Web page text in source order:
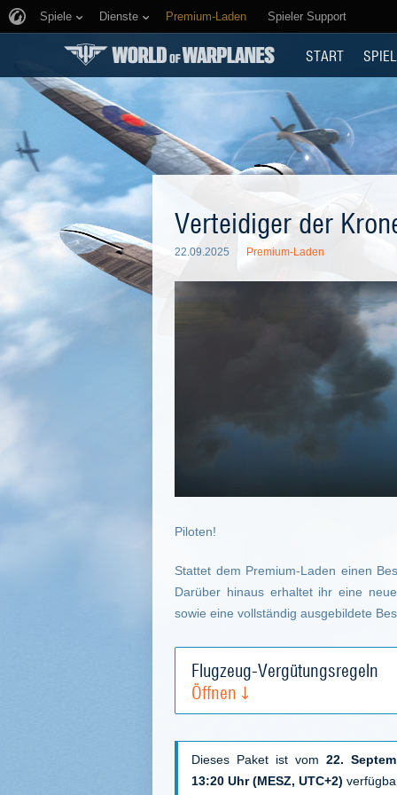
Spiele Dienste Premium-Laden Spieler Support
START SPIEL
Verteidiger der
22.09.2025 Premium-Laden
Piloten!
Stattet dem Premium-Laden einen
Darüber hinaus erhaltet ihr eine
sowie eine vollständig ausgebildete
Flugzeug-Vergütungsregeln
Öffnen
Dieses Paket ist vom22.
13:20 Uhr (MESZ, UTC+2)